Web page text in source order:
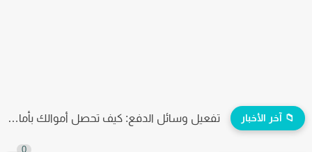
📁 آخر الأخبار اختيار منصة التجارة الإلكترونية وبناء المتجر